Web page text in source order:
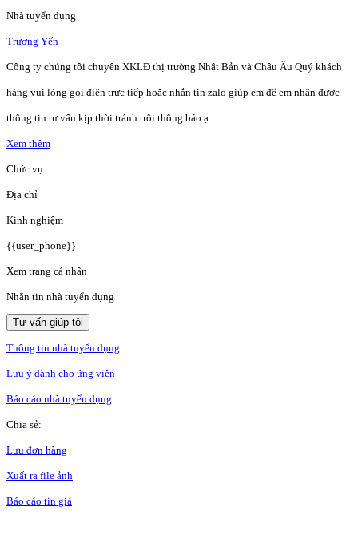
Nhà tuyển dụng
Trương Yến
Công ty chúng tôi chuyên XKLĐ thị trường Nhật Bản và Châu Âu Quý khách
hàng vui lòng gọi điện trực tiếp hoặc nhắn tin zalo giúp em để em nhận được
thông tin tư vấn kịp thời tránh trôi thông báo ạ
Xem thêm
Chức vụ
Địa chỉ
Kinh nghiệm
{{user_phone}}
Xem trang cá nhân
Nhắn tin nhà tuyển dụng
Tư vấn giúp tôi
Thông tin nhà tuyển dụng
Lưu ý dành cho ứng viên
Báo cáo nhà tuyển dụng
Chia sẻ:
Lưu đơn hàng
Xuất ra file ảnh
Báo cáo tin giả